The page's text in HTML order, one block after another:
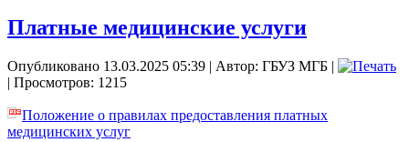
Платные медицинские услуги
Опубликовано 13.03.2025 05:39 | Автор: ГБУЗ МГБ |
| Просмотров: 1215
Положение о правилах предоставления платных
медицинских услуг